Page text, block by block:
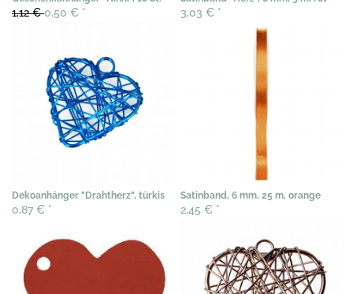
1,12 €0,50 € * 3,03 € *
Dekoanhänger "Drahtherz", türkis
0,87 € *
Satinband, 6 mm, 25 m, orange
2,45 € *